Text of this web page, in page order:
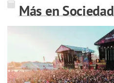
Más en Sociedad